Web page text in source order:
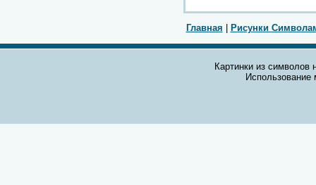
Главная Рисунки
Картинки из символов
Использование